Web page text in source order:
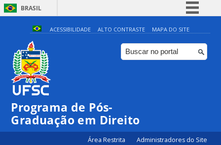
BRASIL
Simplifique!
Comunica BR
Participe
ACESSIBILIDADE ALTO CONTRASTE MAPA DO SITE
Programa de Pós-
Graduação em Direito
Área Restrita Administradores do Site